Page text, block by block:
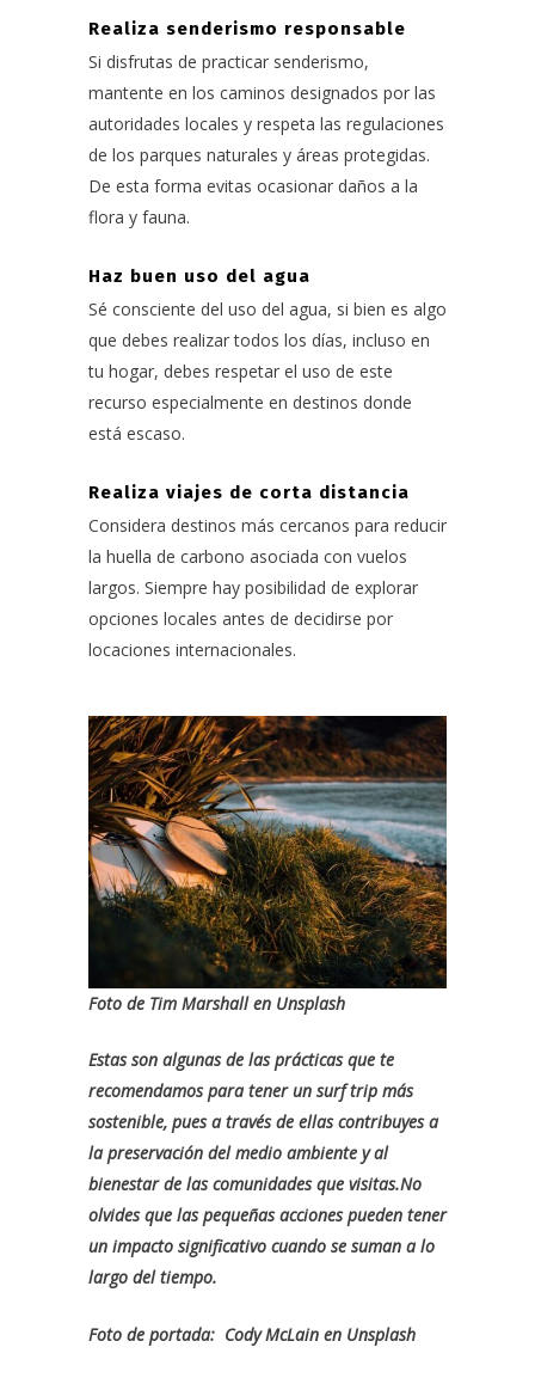
Realiza senderismo responsable
Si disfrutas de practicar senderismo,
mantente en los caminos designados por las
autoridades locales y respeta las regulaciones
de los parques naturales y áreas protegidas.
De esta forma evitas ocasionar daños a la
flora y fauna.
Haz buen uso del agua
Sé consciente del uso del agua, si bien es algo
que debes realizar todos los días, incluso en
tu hogar, debes respetar el uso de este
recurso especialmente en destinos donde
está escaso.
Realiza viajes de corta distancia
Considera destinos más cercanos para reducir
la huella de carbono asociada con vuelos
largos. Siempre hay posibilidad de explorar
opciones locales antes de decidirse por
locaciones internacionales.
Foto de Tim Marshallen Unsplash
Estas son algunas de las prácticas que te
recomendamos para tener un surf trip más
sostenible, pues a través de ellas contribuyes a
la preservación del medio ambiente y al
bienestar de las comunidades que visitas.No
olvides que las pequeñas acciones pueden tener
un impacto significativo cuando se suman a lo
largo del tiempo.
Foto de portada: Cody McLain en Unsplash